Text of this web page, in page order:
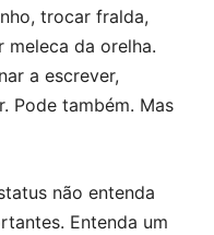
trocar fralda,
meleca da orelha.
a escrever,
Pode também. Mas
não entenda
Entenda um